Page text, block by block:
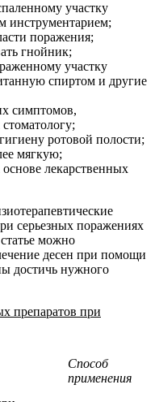
участку
инструментарием;
поражения;
гнойник;
участку
спиртом и другие
симптомов,
ротовой полости;
мягкую;
лекарственных
серьезных поражениях
можно
десен при помощи
достичь нужного
препаратов при
Способ
применения